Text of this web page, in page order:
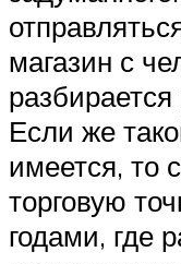
магазин с
Если же
имеется, то
торговую
годами, где